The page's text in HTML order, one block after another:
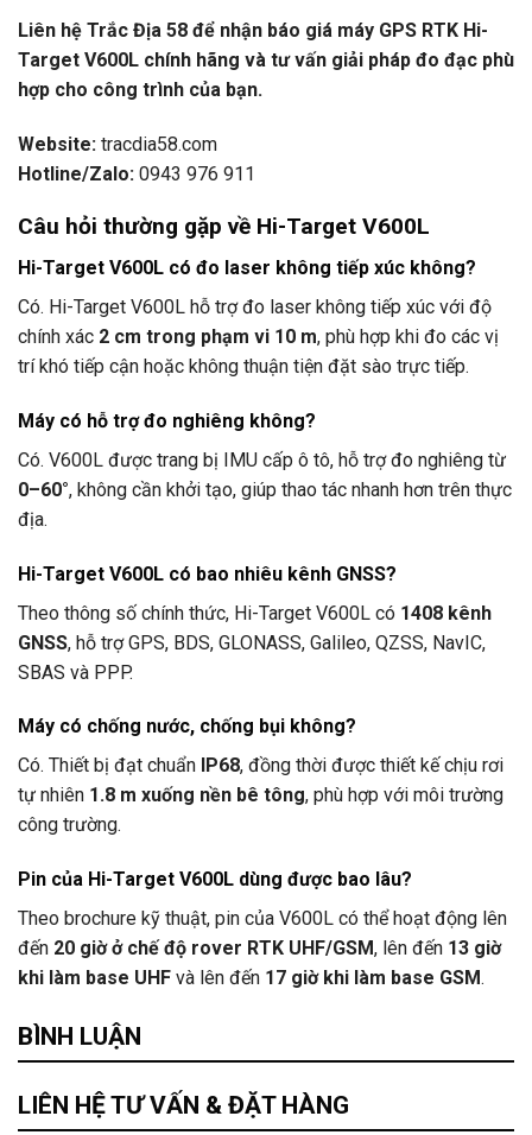
Liên hệ Trắc Địa 58 để nhận báo giá máy GPS RTK Hi-
Target V600L chính hãng và tư vấn giải pháp đo đạc phù
hợp cho công trình của bạn.
Website: tracdia58.com
Hotline/Zalo: 0943 976 911
Câu hỏi thường gặp về Hi-Target V600L
Hi-Target V600L có đo laser không tiếp xúc không?
Có. Hi-Target V600L hỗ trợ đo laser không tiếp xúc với độ
chính xác 2 cm trong phạm vi 10 m, phù hợp khi đo các vị
trí khó tiếp cận hoặc không thuận tiện đặt sào trực tiếp.
Máy có hỗ trợ đo nghiêng không?
Có. V600L được trang bị IMU cấp ô tô, hỗ trợ đo nghiêng từ
0–60°, không cần khởi tạo, giúp thao tác nhanh hơn trên thực
địa.
Hi-Target V600L có bao nhiêu kênh GNSS?
Theo thông số chính thức, Hi-Target V600L có 1408 kênh
GNSS, hỗ trợ GPS, BDS, GLONASS, Galileo, QZSS, NavIC,
SBAS và PPP.
Máy có chống nước, chống bụi không?
Có. Thiết bị đạt chuẩn IP68, đồng thời được thiết kế chịu rơi
tự nhiên 1.8 m xuống nền bê tông, phù hợp với môi trường
công trường.
Pin của Hi-Target V600L dùng được bao lâu?
Theo brochure kỹ thuật, pin của V600L có thể hoạt động lên
đến 20 giờ ở chế độ rover RTK UHF/GSM, lên đến 13 giờ
khi làm base UHF và lên đến 17 giờ khi làm base GSM.
BÌNH LUẬN
LIÊN HỆ TƯ VẤN & ĐẶT HÀNG